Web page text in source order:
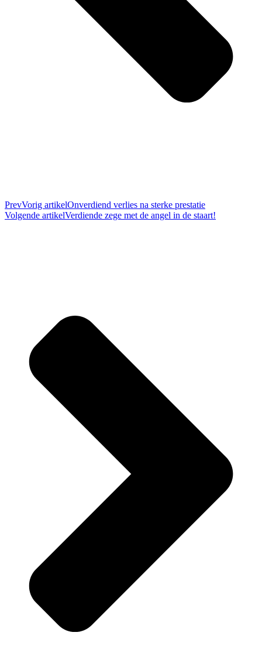
PrevVorig artikelOnverdiend verlies na sterke prestatie
Volgende artikelVerdiende zege met de angel in de staart!